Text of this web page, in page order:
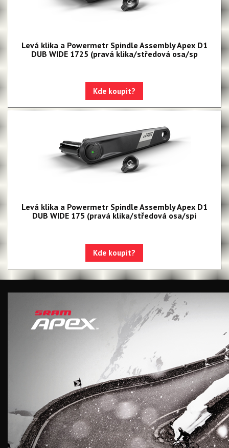
Levá klika a Powermetr Spindle Assembly Apex D1
DUB WIDE 1725 (pravá klika/středová osa/sp
Kde koupit?
Levá klika a Powermetr Spindle Assembly Apex D1
DUB WIDE 175 (pravá klika/středová osa/spi
Kde koupit?